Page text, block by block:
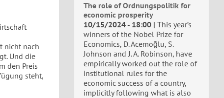
nicht nach
Und die
den Preis
steht,
The role of Ordnungspolitik for
economic prosperity
10/15/2024 - 18:00 This year’s
winners of the Nobel Prize for
Economics, D. Acemoğlu, S.
Johnson and J. A. Robinson, have
empirically worked out the role of
institutional rules for the
economic success of a country,
implicitly following what is also